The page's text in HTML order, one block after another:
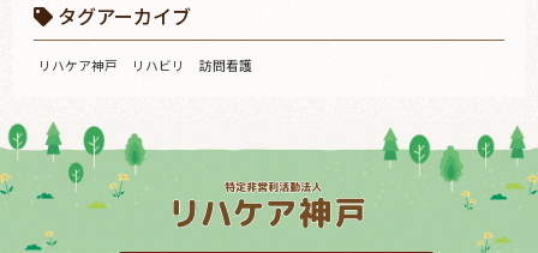
タグアーカイブ
リハケア神戸 リハビリ 訪問看護